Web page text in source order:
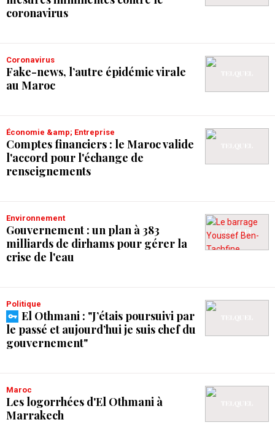
coronavirus
Coronavirus
Fake-news, l’autre épidémie virale
au Maroc
Économie &amp; Entreprise
Comptes financiers : le Maroc valide
l'accord pour l'échange de
renseignements
Environnement
Gouvernement : un plan à 383
milliards de dirhams pour gérer la
crise de l'eau
Politique
El Othmani : "J’étais poursuivi par
le passé et aujourd’hui je suis chef du
gouvernement"
Maroc
Les logorrhées d'El Othmani à
Marrakech